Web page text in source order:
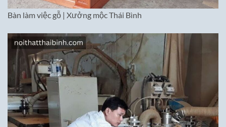
Bàn làm việc gỗ | Xưởng mộc Thái Bình